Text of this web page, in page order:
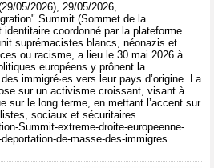
05/2026), 29/05/2026,
Summit (Sommet de la
coordonné par la plateforme
suprémacistes blancs, néonazis et
ou racisme, a lieu le 30 mai 2026 à
européens y prônent la
immigré·es vers leur pays d’origine. La
sur un activisme croissant, visant à
sur le long terme, en mettant l’accent sur
sociaux et sécuritaires.
Summit-extreme-droite-europeenne-
de-masse-des-immigres